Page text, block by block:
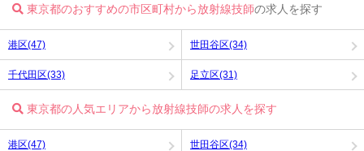
東京都のおすすめの市区町村から放射線技師の求人を探す
港区(47) 世田谷区(34)
千代田区(33) 足立区(31)
東京都の人気エリアから放射線技師の求人を探す
港区(47) 世田谷区(34)